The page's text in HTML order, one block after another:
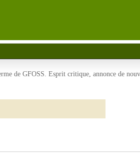
de GFOSS. Esprit critique, annonce de